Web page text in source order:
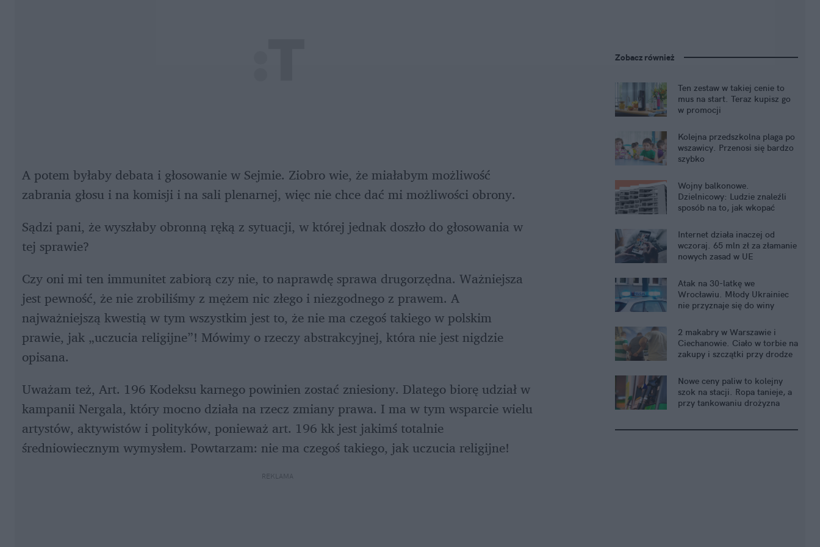
A potem byłaby debata i głosowanie w Sejmie. Ziobro wie, że miałabym możliwość
zabrania głosu i na komisji i na sali plenarnej, więc nie chce dać mi możliwości obrony.
Sądzi pani, że wyszłaby obronną ręką z sytuacji, w której jednak doszło do głosowania w
tej sprawie?
Czy oni mi ten immunitet zabiorą czy nie, to naprawdę sprawa drugorzędna. Ważniejsza
jest pewność, że nie zrobiliśmy z mężem nic złego i niezgodnego z prawem. A
najważniejszą kwestią w tym wszystkim jest to, że nie ma czegoś takiego w polskim
prawie, jak „uczucia religijne”! Mówimy o rzeczy abstrakcyjnej, która nie jest nigdzie
opisana.
Uważam też, Art. 196 Kodeksu karnego powinien zostać zniesiony. Dlatego biorę udział w
kampanii Nergala, który mocno działa na rzecz zmiany prawa. I ma w tym wsparcie wielu
artystów, aktywistów i polityków, ponieważ art. 196 kk jest jakimś totalnie
średniowiecznym wymysłem. Powtarzam: nie ma czegoś takiego, jak uczucia religijne!
REKLAMA
Zobacz również
Ten zestaw w takiej cenie to
mus na start. Teraz kupisz go
w promocji
Kolejna przedszkolna plaga po
wszawicy. Przenosi się bardzo
szybko
Wojny balkonowe.
Dzielnicowy: Ludzie znaleźli
sposób na to, jak wkopać
Internet działa inaczej od
wczoraj. 65 mln zł za złamanie
nowych zasad w UE
Atak na 30-latkę we
Wrocławiu. Młody Ukrainiec
nie przyznaje się do winy
2 makabry w Warszawie i
Ciechanowie. Ciało w torbie na
zakupy i szczątki przy drodze
Nowe ceny paliw to kolejny
szok na stacji. Ropa tanieje, a
przy tankowaniu drożyzna